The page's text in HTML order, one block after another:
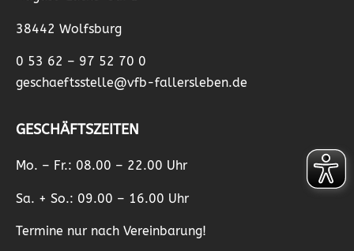
38442 Wolfsburg
0 53 62 – 97 52 70 0
geschaeftsstelle@vfb-fallersleben.de
GESCHÄFTSZEITEN
Mo. – Fr.: 08.00 – 22.00 Uhr
Sa. + So.: 09.00 – 16.00 Uhr
Termine nur nach Vereinbarung!